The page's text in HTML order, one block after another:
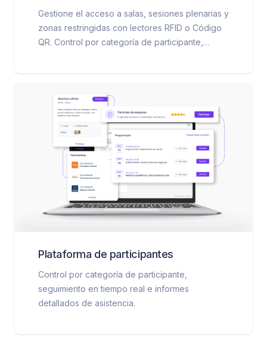
Gestione el acceso a salas, sesiones plenarias y
zonas restringidas con lectores RFID o Código
QR. Control por categoría de participante,
Plataforma de participantes
Control por categoría de participante,
seguimiento en tiempo real e informes
detallados de asistencia.